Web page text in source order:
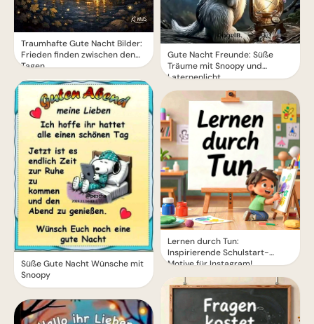
Traumhafte Gute Nacht Bilder:
Frieden finden zwischen den
Tagen
Süße Gute Nacht Wünsche mit
Snoopy
Gute Nacht Freunde: Süße
Träume mit Snoopy und
Laternenlicht
Lernen durch Tun:
Inspirierende Schulstart-
Motive für Instagram!